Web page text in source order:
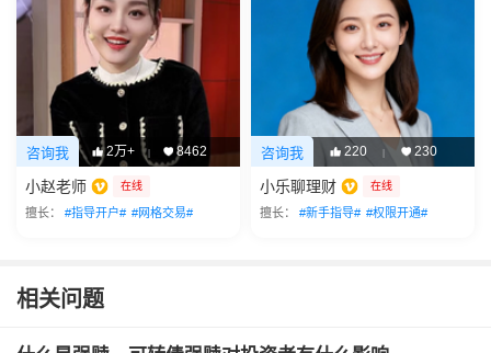
咨询我 2万+ | 8462
小赵老师 在线
擅长： #指导开户# #网格交易#
咨询我 220 | 230
小乐聊理财 在线
擅长： #新手指导# #权限开通#
相关问题